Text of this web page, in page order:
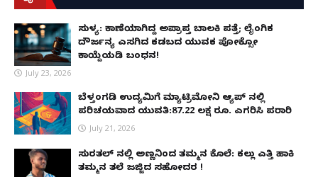
ಸುಳ್ಯ: ಕಾಣೆಯಾಗಿದ್ದ ಅಪ್ರಾಪ್ತ ಬಾಲಕಿ ಪತ್ತೆ; ಲೈಂಗಿಕ
ದೌರ್ಜನ್ಯ ಎಸಗಿದ ಕಡಬದ ಯುವಕ ಪೋಕ್ಸೋ
ಕಾಯ್ದೆಯಡಿ ಬಂಧನ!
July 23, 2026
ಬೆಳ್ತಂಗಡಿ ಉದ್ಯಮಿಗೆ ಮ್ಯಾಟ್ರಿಮೋನಿ ಆ್ಯಪ್ ನಲ್ಲಿ
ಪರಿಚಯವಾದ ಯುವತಿ:87.22 ಲಕ್ಷ ರೂ. ಎಗರಿಸಿ ಪರಾರಿ
July 21, 2026
ಸುರತ್ಕಲ್ ನಲ್ಲಿ ಅಣ್ಣನಿಂದ ತಮ್ಮನ ಕೊಲೆ: ಕಲ್ಲು ಎತ್ತಿ ಹಾಕಿ
ತಮ್ಮನ ತಲೆ ಜಜ್ಜಿದ ಸಹೋದರ !